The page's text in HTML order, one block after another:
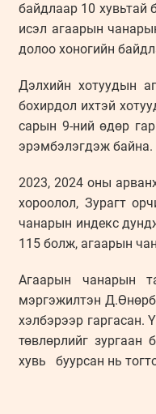
байдлаар 10 хувьтай
исэл агаарын
долоо хоногийн
Дэлхийн хотуудын
бохирдол ихтэй
сарын 9-ний өдөр
эрэмбэлэгдэж байна.
2023, 2024 оны
хороолол, Зурагт
чанарын индекс
115 болж, агаарын
Агаарын чанарын
мэргэжилтэн
хэлбэрээр гаргасан.
төвлөрлийг зургаан
хувь буурсан нь